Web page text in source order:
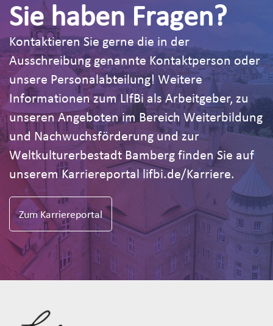
Sie haben Fragen?
Kontaktieren Sie gerne die in der
Ausschreibung genannte Kontaktperson oder
unsere Personalabteilung! Weitere
Informationen zum LIfBi als Arbeitgeber, zu
unseren Angeboten im Bereich Weiterbildung
und Nachwuchsförderung und zur
Weltkulturerbestadt Bamberg finden Sie auf
unserem Karriereportal lifbi.de/Karriere.
Zum Karriereportal